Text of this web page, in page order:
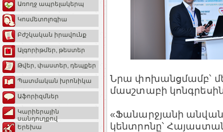
Առողջ ապրելակերպ
Կոսմետոլոգիա
Բժշկական իրավունք
Ալգորիթմեր, թեստեր
Թվեր, փաստեր, դեպքեր
Պատմական խրոնիկա
Աֆորիզմներ
Կարիերային
սանդուղքով
Երեխա
Նրա փոխանցմամբ՝
մասշտաբի
«Ֆանարջյանի
կենտրոնը՝